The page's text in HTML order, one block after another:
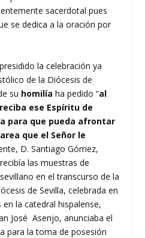
sacerdotal pues
se dedica a la oración por
la celebración ya
de la Diócesis de
su homilía ha pedido “al
ese Espíritu de
para que pueda afrontar
que el Señor le
D. Santiago Gómez,
las muestras de
en el transcurso de la
de Sevilla, celebrada en
la catedral hispalense,
José Asenjo, anunciaba el
para la toma de posesión